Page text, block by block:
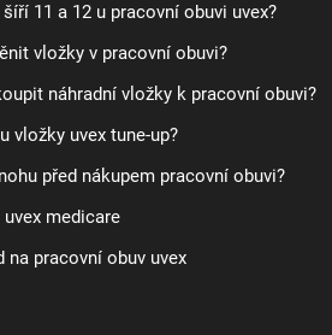
11 a 12 u pracovní obuvi uvex?
vložky v pracovní obuvi?
náhradní vložky k pracovní obuvi?
vložky uvex tune-up?
před nákupem pracovní obuvi?
uvex medicare
na pracovní obuv uvex